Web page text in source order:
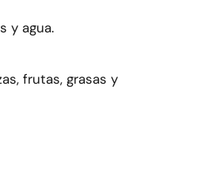
y agua.
frutas, grasas y